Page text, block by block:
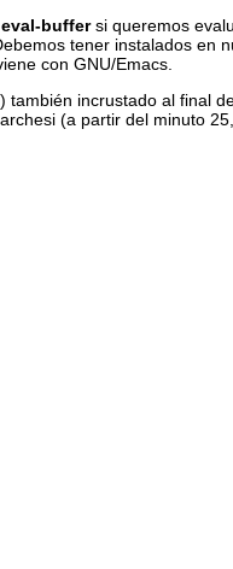
buffersi queremos
tener instalados en
con GNU/Emacs.
) también incrustado al final
(a partir del minuto